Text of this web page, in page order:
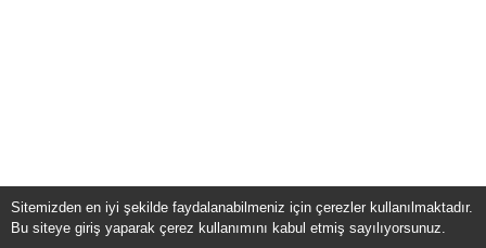
Sitemizden en iyi şekilde faydalanabilmeniz için çerezler kullanılmaktadır.
Bu siteye giriş yaparak çerez kullanımını kabul etmiş sayılıyorsunuz.